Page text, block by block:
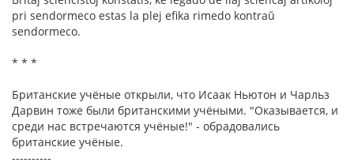
pri sendormeco estas la plej efika rimedo kontraŭ
sendormeco.
* * *
Британские учёные открыли, что Исаак Ньютон и Чарльз
Дарвин тоже были британскими учёными. "Оказывается, и
среди нас встречаются учёные!" - обрадовались
британские учёные.
----------